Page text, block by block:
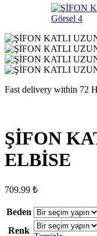
Fast delivery within 72
ŞİFON
ELBİSE
709.99 ₺
Beden
Renk